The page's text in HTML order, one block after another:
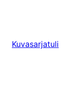
Kuvasarjatuli